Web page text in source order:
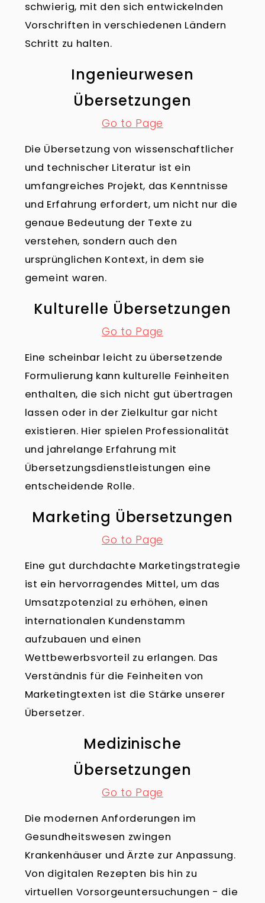
schwierig, mit den sich entwickelnden
Vorschriften in verschiedenen Ländern
Schritt zu halten.
Ingenieurwesen
Übersetzungen
Go to Page
Die Übersetzung von wissenschaftlicher
und technischer Literatur ist ein
umfangreiches Projekt, das Kenntnisse
und Erfahrung erfordert, um nicht nur die
genaue Bedeutung der Texte zu
verstehen, sondern auch den
ursprünglichen Kontext, in dem sie
gemeint waren.
Kulturelle Übersetzungen
Go to Page
Eine scheinbar leicht zu übersetzende
Formulierung kann kulturelle Feinheiten
enthalten, die sich nicht gut übertragen
lassen oder in der Zielkultur gar nicht
existieren. Hier spielen Professionalität
und jahrelange Erfahrung mit
Übersetzungsdienstleistungen eine
entscheidende Rolle.
Marketing Übersetzungen
Go to Page
Eine gut durchdachte Marketingstrategie
ist ein hervorragendes Mittel, um das
Umsatzpotenzial zu erhöhen, einen
internationalen Kundenstamm
aufzubauen und einen
Wettbewerbsvorteil zu erlangen. Das
Verständnis für die Feinheiten von
Marketingtexten ist die Stärke unserer
Übersetzer.
Medizinische
Übersetzungen
Go to Page
Die modernen Anforderungen im
Gesundheitswesen zwingen
Krankenhäuser und Ärzte zur Anpassung.
Von digitalen Rezepten bis hin zu
virtuellen Vorsorgeuntersuchungen - die